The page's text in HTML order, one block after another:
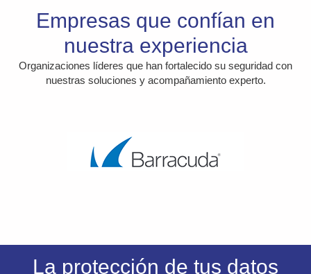
Empresas que confían en
nuestra experiencia
Organizaciones líderes que han fortalecido su seguridad con
nuestras soluciones y acompañamiento experto.
La protección de tus datos